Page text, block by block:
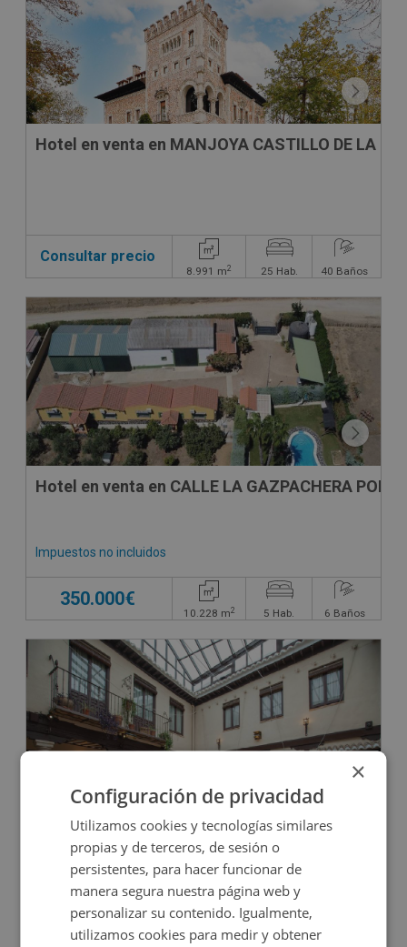
Hotel en venta en MANJOYA CASTILLO DE LA
Consultar precio
8.991 m2 25 Hab. 40 Baños
Hotel en venta en CALLE LA GAZPACHERA
Impuestos no incluidos
350.000€
10.228 m2 5 Hab. 6 Baños
Hotel en venta en CL FEDERICO RELIMPIO, 10
Impuestos no incluidos
1.572.000€
×
Configuración de privacidad
Utilizamos cookies y tecnologías similares
propias y de terceros, de sesión o
persistentes, para hacer funcionar de
manera segura nuestra página web y
personalizar su contenido. Igualmente,
utilizamos cookies para medir y obtener